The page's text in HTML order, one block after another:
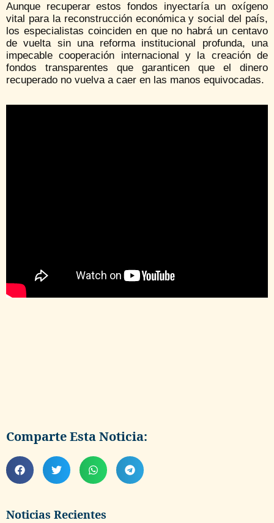
Noticias Recientes
Aunque recuperar estos fondos inyectaría un oxígeno
vital para la reconstrucción económica y social del país,
los especialistas coinciden en que no habrá un centavo
de vuelta sin una reforma institucional profunda, una
impecable cooperación internacional y la creación de
fondos transparentes que garanticen que el dinero
recuperado no vuelva a caer en las manos equivocadas.
Comparte Esta Noticia: